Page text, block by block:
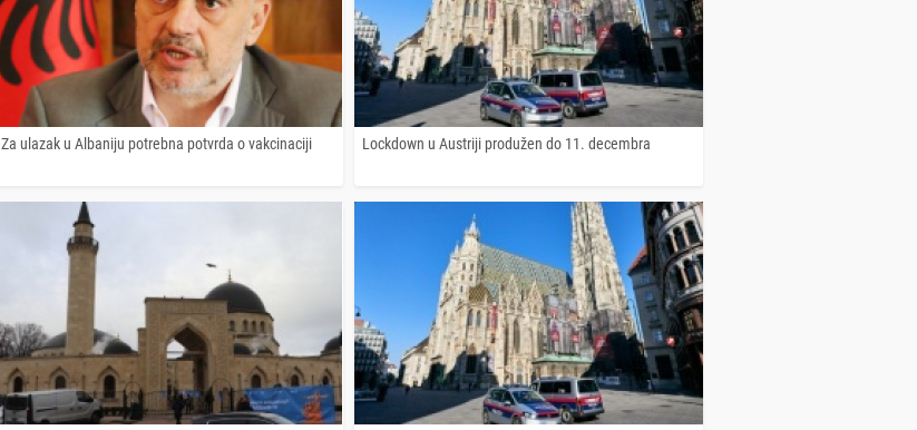
Za ulazak u Albaniju potrebna potvrda o vakcinaciji Lockdown u Austriji produžen do 11. decembra